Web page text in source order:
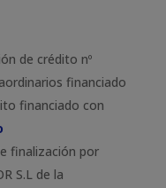
de crédito nº
financiado
financiado con
finalización por
S.L de la